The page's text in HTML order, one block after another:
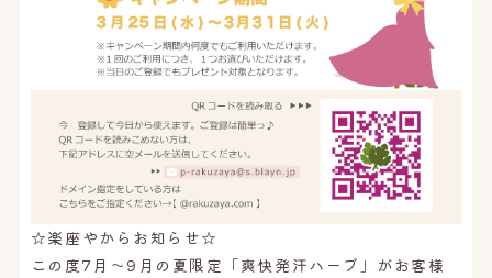
☆楽座やからお知らせ☆
この度7月〜9月の夏限定「爽快発汗ハーブ」がお客様